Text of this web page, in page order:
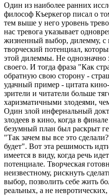
Один из наиболее ранних
философ Къеркегор писал о
тем выше у него уровень
нас тревога указывает
жизненный выбор, дилемму, с
творческий потенциал,
этой дилеммы. Не однозначно
своего. И тогда фраза "Как
обратную свою сторону -
удачный пример - цитата
зрители и читатели больше
харизматичными злодеями,
Один злой инфернальный
злодеев в кино, когда в
безумный план был раскрыт
"Так зачем вы все это
будет". Вот эта решимость
имеется в виду, когда речь
потенциале. Творческая
неизвестному, рискнуть
выбор, позволить себе жить
реальных, а не